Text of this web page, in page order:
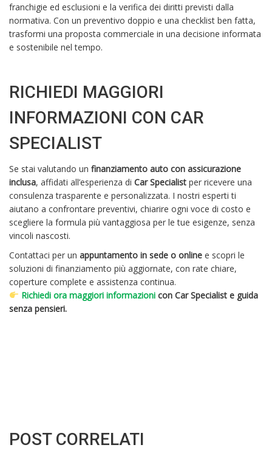
franchigie ed esclusioni e la verifica dei diritti previsti dalla
normativa. Con un preventivo doppio e una checklist ben fatta,
trasformi una proposta commerciale in una decisione informata
e sostenibile nel tempo.
RICHIEDI MAGGIORI
INFORMAZIONI CON CAR
SPECIALIST
Se stai valutando un finanziamento auto con assicurazione
inclusa, affidati all’esperienza di Car Specialist per ricevere una
consulenza trasparente e personalizzata. I nostri esperti ti
aiutano a confrontare preventivi, chiarire ogni voce di costo e
scegliere la formula più vantaggiosa per le tue esigenze, senza
vincoli nascosti.
Contattaci per un appuntamento in sede o online e scopri le
soluzioni di finanziamento più aggiornate, con rate chiare,
coperture complete e assistenza continua.
Richiedi ora maggiori informazionicon Car Specialist e guida
senza pensieri.
POST CORRELATI